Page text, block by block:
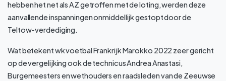
hebben het net als AZ getroffen met de loting, werden deze
aanvallende inspanningen onmiddellijk gestopt door de
Teltow-verdediging.
Wat betekent wk voetbal Frankrijk Marokko 2022 zeer gericht
op de vergelijking ook de technicus Andrea Anastasi,
Burgemeesters en wethouders en raadsleden van de Zeeuwse